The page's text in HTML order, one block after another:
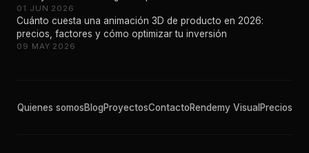
01 JUN 2026
Cuánto cuesta una animación 3D de producto en 2026:
precios, factores y cómo optimizar tu inversión
09 MAY 2026
Quienes somosBlogProyectosContactoRendemy Visual Precios